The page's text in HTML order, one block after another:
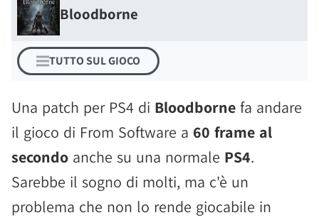
Bloodborne
TUTTO SUL GIOCO
Una patch per PS4 di Bloodborne fa andare
il gioco di From Software a 60 frame al
secondo anche su una normale PS4.
Sarebbe il sogno di molti, ma c'è un
problema che non lo rende giocabile in